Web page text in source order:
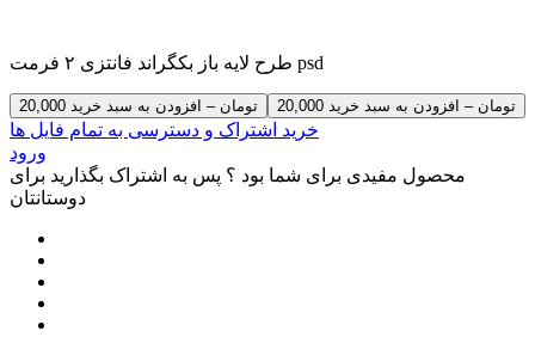
طرح لایه باز بکگراند فانتزی ۲ فرمت psd
20,000 تومان – افزودن به سبد خرید
خرید اشتراک و دسترسی به تمام فایل ها
ورود
محصول مفیدی برای شما بود ؟ پس به اشتراک بگذارید برای
دوستانتان